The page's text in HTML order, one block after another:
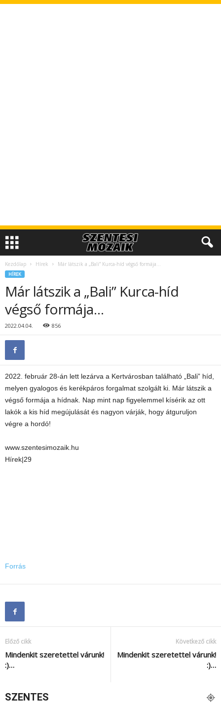
Kezdőlap Hírek Már látszik a „Bali” Kurca-híd végső formája…
HÍREK
Már látszik a „Bali” Kurca-híd
végső formája…
2022.04.04. 856
2022. február 28-án lett lezárva a Kertvárosban található „Bali” híd,
melyen gyalogos és kerékpáros forgalmat szolgált ki. Már látszik a
végső formája a hídnak. Nap mint nap figyelemmel kísérik az ott
lakók a kis híd megújulását és nagyon várják, hogy átguruljon
végre a hordó!
www.szentesimozaik.hu
Hírek|29
Forrás
Előző cikk
Mindenkit szeretettel várunk!
:)…
Következő cikk
Mindenkit szeretettel várunk!
:)…
SZENTES